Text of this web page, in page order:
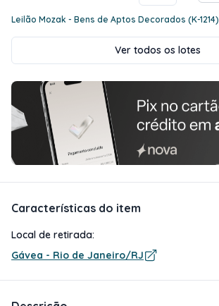
Leilão Mozak - Bens de Aptos Decorados (K-1214)
Ver todos os lotes
Características do item
Local de retirada:
Gávea - Rio de Janeiro/RJ